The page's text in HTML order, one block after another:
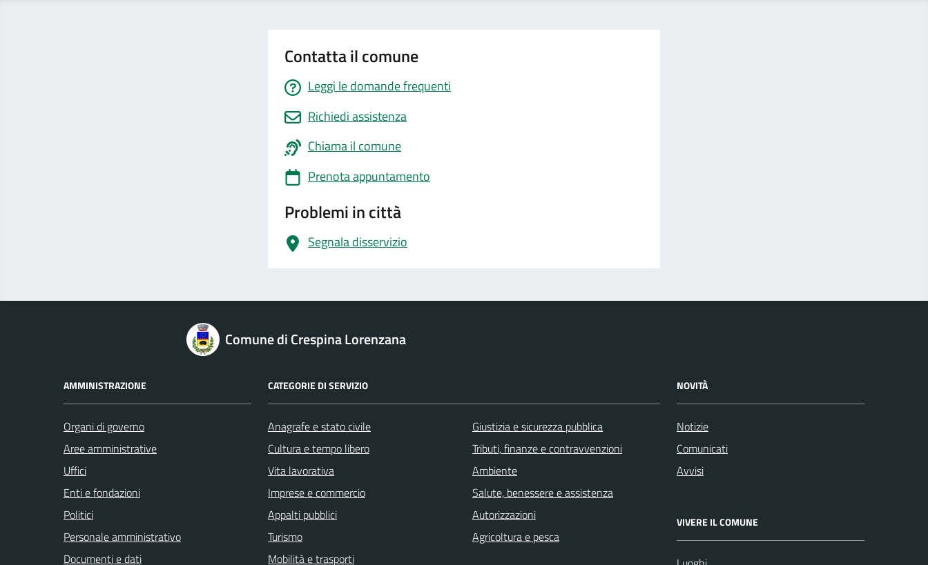
Contatta il comune
Leggi le domande frequenti
Richiedi assistenza
Chiama il comune
Prenota appuntamento
Problemi in città
Segnala disservizio
Comune di Crespina Lorenzana
AMMINISTRAZIONE
Organi di governo
Aree amministrative
Uffici
Enti e fondazioni
Politici
Personale amministrativo
Documenti e dati
CATEGORIE DI SERVIZIO
Anagrafe e stato civile
Cultura e tempo libero
Vita lavorativa
Imprese e commercio
Appalti pubblici
Turismo
Mobilità e trasporti
Giustizia e sicurezza pubblica
Tributi, finanze e contravvenzioni
Ambiente
Salute, benessere e assistenza
Autorizzazioni
Agricoltura e pesca
NOVITÀ
Notizie
Comunicati
Avvisi
VIVERE IL COMUNE